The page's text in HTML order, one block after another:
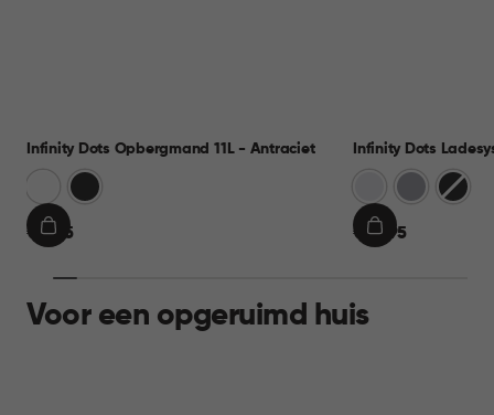
Infinity Dots Opbergmand 11L - Antraciet
Donkergrijs
€€ 8,95
IN
Infinity Dots
Licht
€€ 39,95
IN
Voor een opgeruimd huis